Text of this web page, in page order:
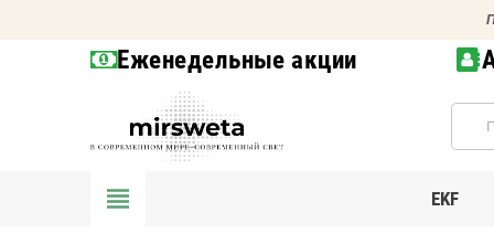
Еженедельные акции
view_headline EKF